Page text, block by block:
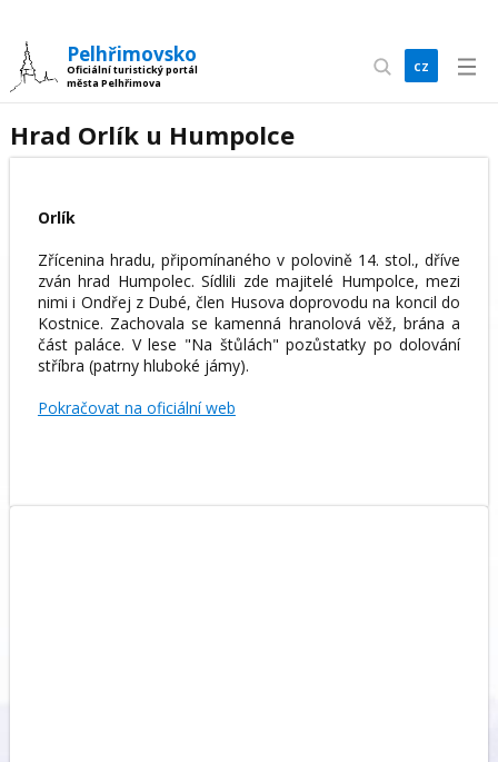
Pelhřimovsko
Oficiální turistický portál
města Pelhřimova
cz
en
Hrad Orlík u Humpolce
Orlík
Zřícenina hradu, připomínaného v polovině 14. stol., dříve
zván hrad Humpolec. Sídlili zde majitelé Humpolce, mezi
nimi i Ondřej z Dubé, člen Husova doprovodu na koncil do
Kostnice. Zachovala se kamenná hranolová věž, brána a
část paláce. V lese "Na štůlách" pozůstatky po dolování
stříbra (patrny hluboké jámy).
Pokračovat na oficiální web